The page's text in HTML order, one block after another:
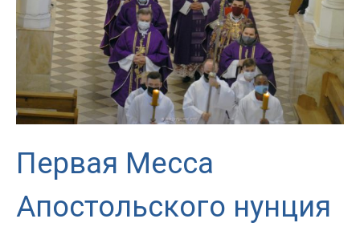
Архиепископа.
Первая Месса
Апостольского нунция